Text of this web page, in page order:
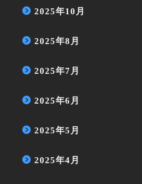
2025年10月
2025年8月
2025年7月
2025年6月
2025年5月
2025年4月